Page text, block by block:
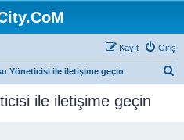
Giriş
Kayıt
Yöneticisi ile iletişime geçin
ile iletişime geçin